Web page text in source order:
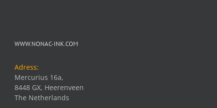
WWW.NONAC-INK.COM
Adress:
Mercurius 16a,
8448 GX, Heerenveen
The Netherlands